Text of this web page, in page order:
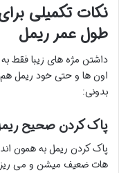
نکات تکمیلی
طول عمر ریمل
داشتن مژه های زیبا فقط
اون ها و حتی خود ریمل
بدونی:
پاک کردن صحیح
پاک کردن ریمل به همون
هات ضعیف میشن و می